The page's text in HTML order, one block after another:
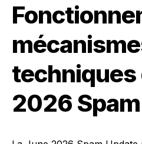
techniques
2026